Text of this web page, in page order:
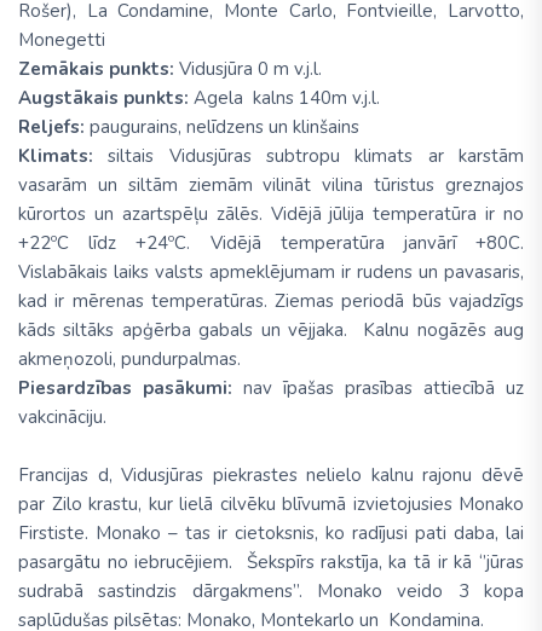
Rošer), La Condamine, Monte Carlo, Fontvieille, Larvotto,
Monegetti
Zemākais punkts: Vidusjūra 0 m v.j.l.
Augstākais punkts: Agela kalns 140m v.j.l.
Reljefs: paugurains, nelīdzens un klinšains
Klimats:siltais Vidusjūras subtropu klimats ar karstām
vasarām un siltām ziemām vilināt vilina tūristus greznajos
kūrortos un azartspēļu zālēs. Vidējā jūlija temperatūra ir no
+22ºC līdz +24ºC. Vidējā temperatūra janvārī +80C.
Vislabākais laiks valsts apmeklējumam ir rudens un pavasaris,
kad ir mērenas temperatūras. Ziemas periodā būs vajadzīgs
kāds siltāks apģērba gabals un vējjaka. Kalnu nogāzēs aug
akmeņozoli, pundurpalmas.
Piesardzības pasākumi: nav īpašas prasības attiecībā uz
vakcināciju.
Francijas d, Vidusjūras piekrastes nelielo kalnu rajonu dēvē
par Zilo krastu, kur lielā cilvēku blīvumā izvietojusies Monako
Firstiste. Monako – tas ir cietoksnis, ko radījusi pati daba, lai
pasargātu no iebrucējiem. Šekspīrs rakstīja, ka tā ir kā ‘’jūras
sudrabā sastindzis dārgakmens’’. Monako veido 3 kopa
saplūdušas pilsētas: Monako, Montekarlo un Kondamina.